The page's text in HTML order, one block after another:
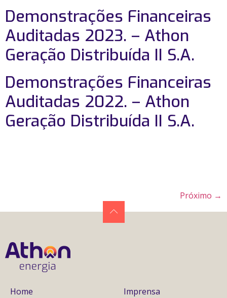
Demonstrações Financeiras
Auditadas 2023. – Athon
Geração Distribuída II S.A.
Demonstrações Financeiras
Auditadas 2022. – Athon
Geração Distribuída II S.A.
Próximo →
Home Imprensa